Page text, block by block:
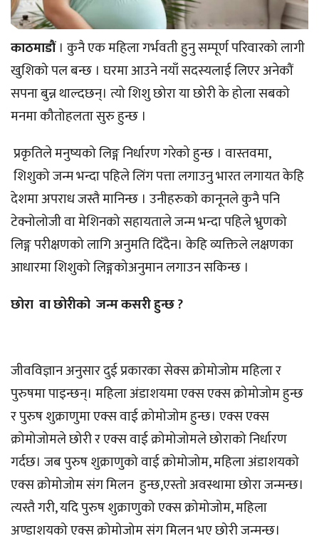
काठमाडौं। कुनै एक महिला गर्भवती हुनु सम्पूर्ण परिवारको लागी
खुशिको पल बन्छ । घरमा आउने नयाँ सदस्यलाई लिएर अनेकौं
सपना बुन्न थाल्दछन्। त्यो शिशु छोरा या छोरी के होला सबको
मनमा कौतोहलता सुरु हुन्छ ।
प्रकृतिले मनुष्यको लिङ्ग निर्धारण गरेको हुन्छ । वास्तवमा,
शिशुको जन्म भन्दा पहिले लिंग पत्ता लगाउनु भारत लगायत केहि
देशमा अपराध जस्तै मानिन्छ । उनीहरुको कानूनले कुनै पनि
टेक्नोलोजी वा मेशिनको सहायताले जन्म भन्दा पहिले भ्रुणको
लिङ्ग परीक्षणको लागि अनुमति दिँदैन। केहि व्यक्तिले लक्षणका
आधारमा शिशुको लिङ्गकोअनुमान लगाउन सकिन्छ ।
छोरा वा छोरीको जन्म कसरी हुन्छ ?
जीवविज्ञान अनुसार दुई प्रकारका सेक्स क्रोमोजोम महिला र
पुरुषमा पाइन्छन्। महिला अंडाशयमा एक्स एक्स क्रोमोजोम हुन्छ
र पुरुष शुक्राणुमा एक्स वाई क्रोमोजोम हुन्छ। एक्स एक्स
क्रोमोजोमले छोरी र एक्स वाई क्रोमोजोमले छोराको निर्धारण
गर्दछ। जब पुरुष शुक्राणुको वाई क्रोमोजोम, महिला अंडाशयको
एक्स क्रोमोजोम संग मिलन हुन्छ,एस्तो अवस्थामा छोरा जन्मन्छ।
त्यस्तै गरी, यदि पुरुष शुक्राणुको एक्स क्रोमोजोम, महिला
अण्डाशयको एक्स क्रोमोजोम संग मिलन भए छोरी जन्मन्छ।